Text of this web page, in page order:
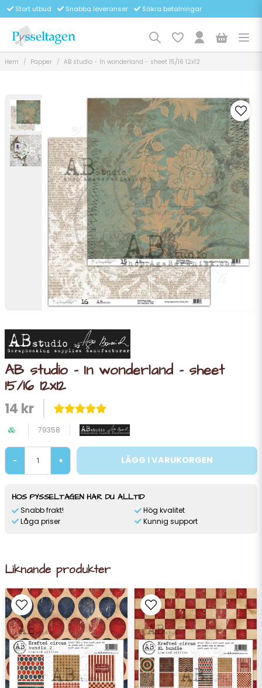
Stort utbud Snabba leveranser Säkra betalningar
Hem Papper AB studio - In wonderland - sheet 15/16 12x12
AB studio - In wonderland - sheet
15/16 12x12
14 kr
79358
- + LÄGG I VARUKORGEN
HOS PYSSELTAGEN HAR DU ALLTID
Snabb frakt!
Låga priser
Hög kvalitet
Kunnig support
Liknande produkter